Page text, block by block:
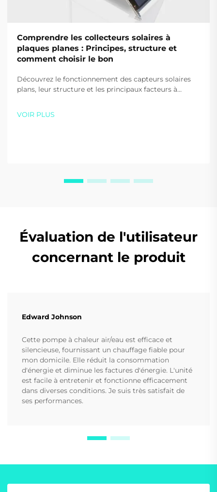
Comprendre les collecteurs solaires à
plaques planes : Principes, structure et
comment choisir le bon
Découvrez le fonctionnement des capteurs solaires
plans, leur structure et les principaux facteurs à
les économies — téléchargez gratuitement notre
VOIR PLUS
Évaluation de l'utilisateur
concernant le produit
Edward Johnson
Cette pompe à chaleur air/eau est efficace et
silencieuse, fournissant un chauffage fiable pour
mon domicile. Elle réduit la consommation
d'énergie et diminue les factures d'énergie. L'unité
est facile à entretenir et fonctionne efficacement
dans diverses conditions. Je suis très satisfait de
ses performances.